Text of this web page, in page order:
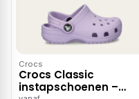
Crocs
Crocs Classic
instapschoenen –